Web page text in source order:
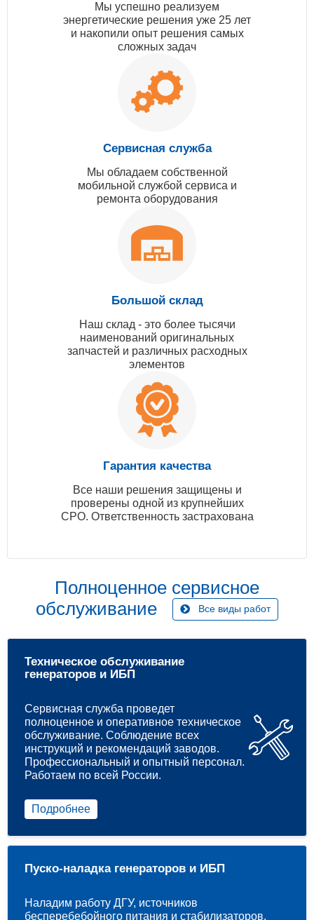
Мы успешно реализуем
энергетические решения уже 25 лет
и накопили опыт решения самых
сложных задач
Сервисная служба
Мы обладаем собственной
мобильной службой сервиса и
ремонта оборудования
Большой склад
Наш склад - это более тысячи
наименований оригинальных
запчастей и различных расходных
элементов
Гарантия качества
Все наши решения защищены и
проверены одной из крупнейших
СРО. Ответственность застрахована
Полноценное сервисное
обслуживание
Все виды работ
Техническое обслуживание
генераторов и ИБП
Сервисная служба проведет
полноценное и оперативное техническое
обслуживание. Соблюдение всех
инструкций и рекомендаций заводов.
Профессиональный и опытный персонал.
Работаем по всей России.
Подробнее
Пуско-наладка генераторов и ИБП
Наладим работу ДГУ, источников
бесперебебойного питания и стабилизаторов.